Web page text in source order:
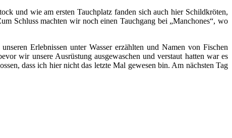
und wie am ersten Tauchplatz fanden sich auch hier Schildkröten,
Schluss machten wir noch einen Tauchgang bei „Manchones“, wo
Erlebnissen unter Wasser erzählten und Namen von Fischen
wir unsere Ausrüstung ausgewaschen und verstaut hatten war es
dass ich hier nicht das letzte Mal gewesen bin. Am nächsten Tag